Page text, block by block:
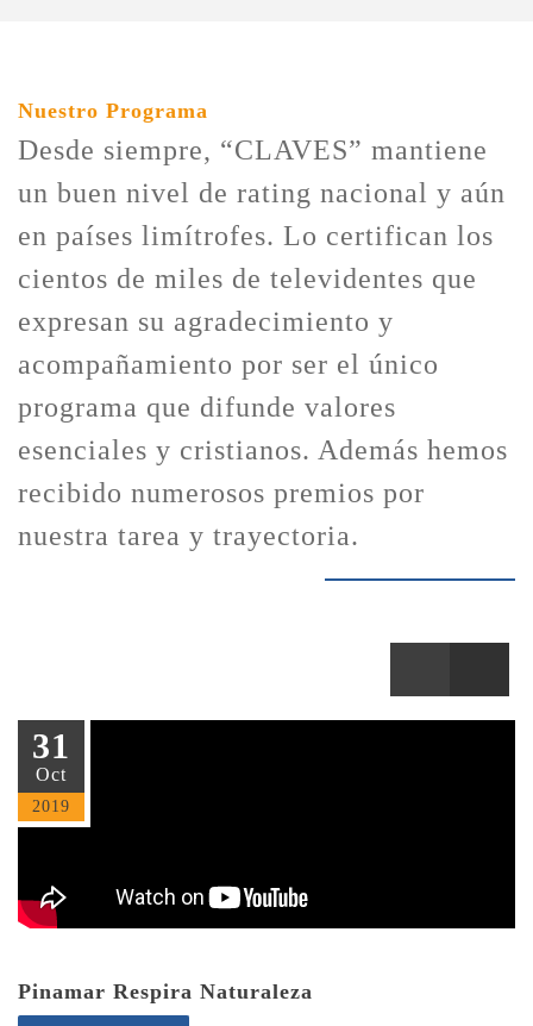
Nuestro Programa
Desde siempre, “CLAVES” mantiene
un buen nivel de rating nacional y aún
en países limítrofes. Lo certifican los
cientos de miles de televidentes que
expresan su agradecimiento y
acompañamiento por ser el único
programa que difunde valores
esenciales y cristianos. Además hemos
recibido numerosos premios por
nuestra tarea y trayectoria.
31
Oct
2019
Pinamar Respira Naturaleza